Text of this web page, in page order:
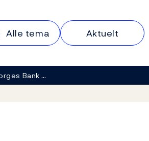
Alle tema Aktuelt
Bank …